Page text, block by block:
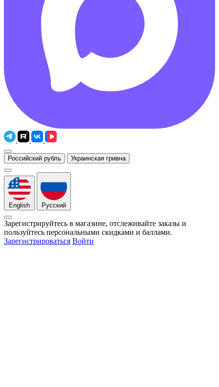
Российский рубль Украинская гривна
English Русский
Зарегистрируйтесь в магазине, отслеживайте заказы и
пользуйтесь персональными скидками и баллами.
Зарегистрироваться Войти